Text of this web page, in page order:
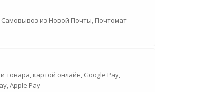
Самовывоз из Новой Почты, Почтомат
товара, картой онлайн, Google Pay,
Apple Pay